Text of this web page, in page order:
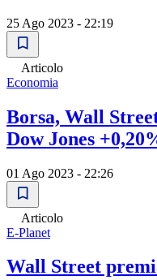
25 Ago 2023 - 22:19
Articolo
Economia
Borsa, Wall
Dow Jones
01 Ago 2023 - 22:26
Articolo
E-Planet
Wall Street